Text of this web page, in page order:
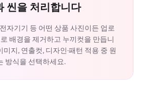
씬을 처리합니다
자기기 등 어떤 상품 사진이든 업로
배경을 제거하고 누끼컷을 만듭니
미지, 연출컷, 디자인·패턴 적용 중 원
방식을 선택하세요.